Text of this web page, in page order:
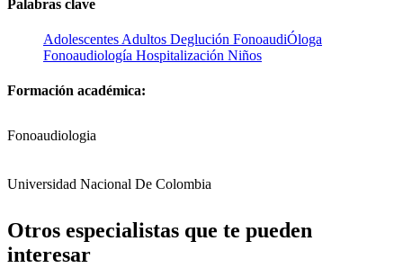
Palabras clave
Adolescentes Adultos Deglución FonoaudiÓloga
Fonoaudiología Hospitalización Niños
Formación académica:
Fonoaudiologia
Universidad Nacional De Colombia
Otros especialistas que te pueden
interesar